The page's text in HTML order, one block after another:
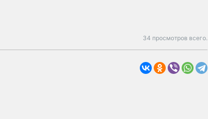
34 просмотров всего.